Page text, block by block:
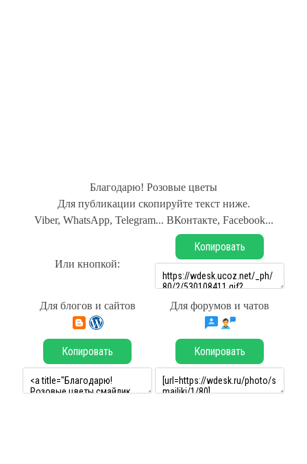
Благодарю! Розовые цветы
Для публикации скопируйте текст ниже.
Viber, WhatsApp, Telegram... ВКонтакте, Facebook...
Или кнопкой:
Копировать
Для блогов и сайтов Для форумов и чатов
Копировать Копировать